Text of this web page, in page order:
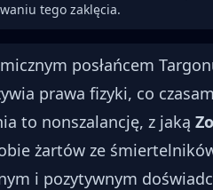
tego zaklęcia.
posłańcem
prawa fizyki, co
to nonszalancję, z jaką
żartów ze
i pozytywnym